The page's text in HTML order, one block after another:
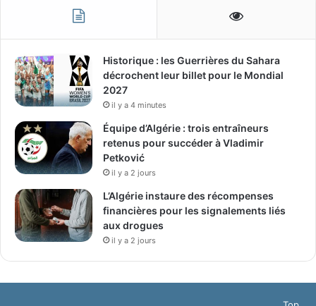
Historique : les Guerrières du Sahara
décrochent leur billet pour le Mondial
2027
il y a 4 minutes
Équipe d’Algérie : trois entraîneurs
retenus pour succéder à Vladimir
Petković
il y a 2 jours
L’Algérie instaure des récompenses
financières pour les signalements liés
aux drogues
il y a 2 jours